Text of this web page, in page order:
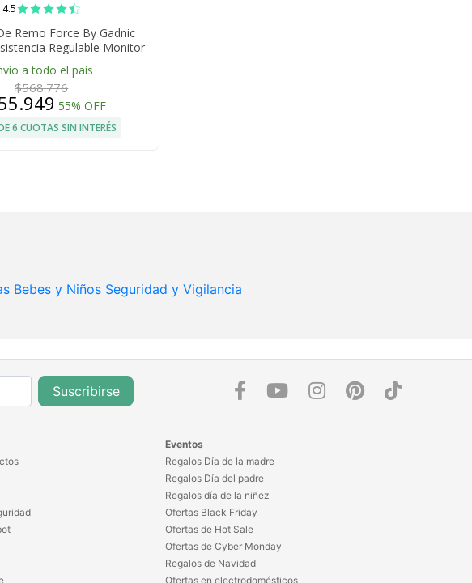
4.5
Remo Force By Gadnic
Regulable Monitor
Antideslizantes
a todo el país
$568.776
55% OFF
6 CUOTAS SIN INTERÉS
Bebes y Niños Seguridad y Vigilancia
Suscribirse
Eventos
Regalos Día de la madre
Regalos Día del padre
Regalos día de la niñez
Ofertas Black Friday
Ofertas de Hot Sale
Ofertas de Cyber Monday
Regalos de Navidad
Ofertas en electrodomésticos